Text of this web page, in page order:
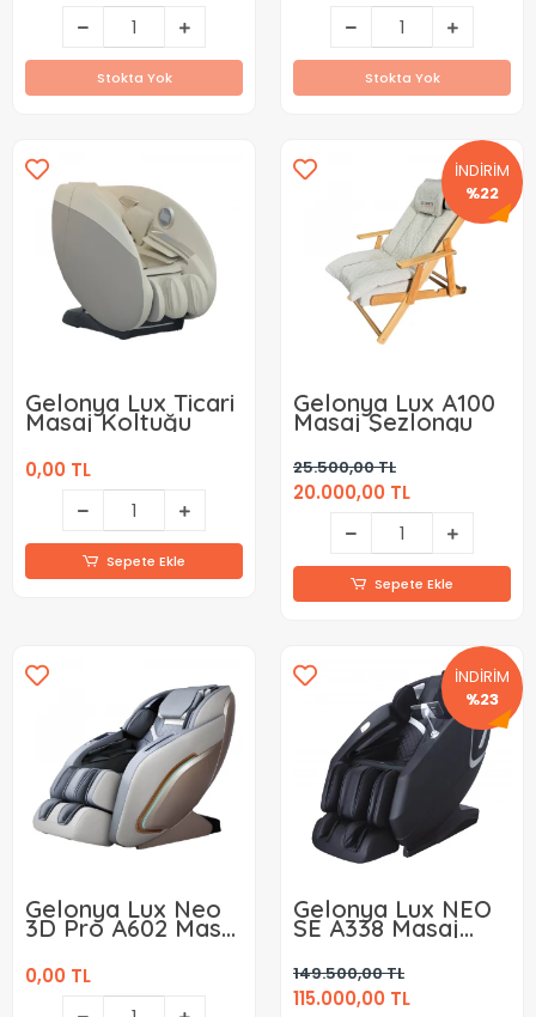
Stokta Yok Stokta Yok
Gelonya Lux Ticari
Masaj Koltuğu
0,00 TL
Sepete Ekle
İNDİRİM
%22
Gelonya Lux A100
Masaj Şezlongu
25.500,00 TL
20.000,00 TL
Sepete Ekle
Gelonya Lux Neo
3D Pro A602 Masaj
Koltuğu
0,00 TL
İNDİRİM
%23
Gelonya Lux NEO
SE A338 Masaj
Koltuğu
149.500,00 TL
115.000,00 TL